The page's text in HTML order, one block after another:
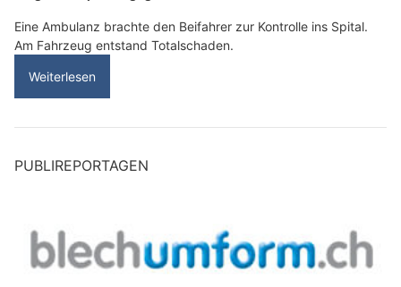
Eine Ambulanz brachte den Beifahrer zur Kontrolle ins Spital.
Am Fahrzeug entstand Totalschaden.
Weiterlesen
PUBLIREPORTAGEN